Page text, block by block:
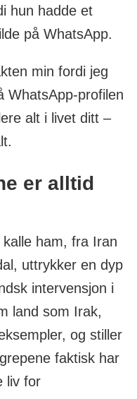
hun hadde et
på WhatsApp.
min fordi jeg
WhatsApp-profilen
alt i livet ditt –
er alltid
ham, fra Iran
uttrykker en dyp
intervensjon i
land som Irak,
og stiller
faktisk har
liv for